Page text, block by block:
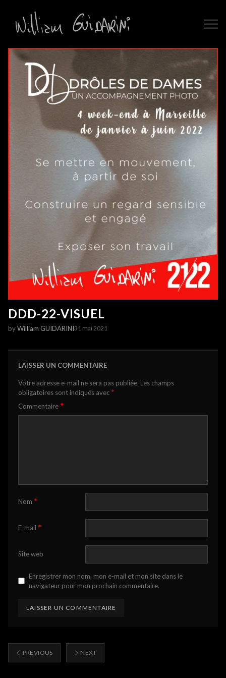
DDD-22-VISUEL
byWilliam GUIDARINI31 mai 2021
LAISSER UN COMMENTAIRE
Votre adresse e-mail ne sera pas publiée. Les champs
obligatoires sont indiqués avec *
Commentaire *
Nom *
E-mail *
Site web
Enregistrer mon nom, mon e-mail et mon site dans le
navigateur pour mon prochain commentaire.
PREVIOUS NEXT